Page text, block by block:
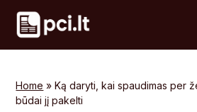
Skip
content
Home »Ką daryti, kai spaudimas per
būdai jį pakelti